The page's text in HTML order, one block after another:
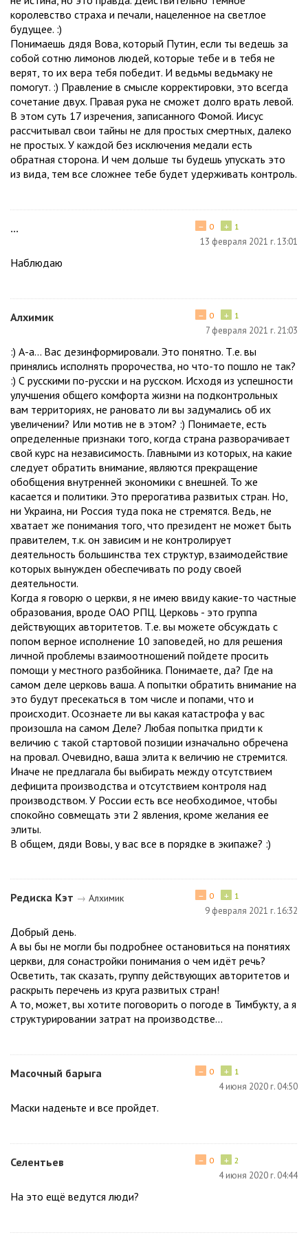
королевство страха и печали, нацеленное на светлое
будущее. :)
Понимаешь дядя Вова, который Путин, если ты ведешь за
собой сотню лимонов людей, которые тебе и в тебя не
верят, то их вера тебя победит. И ведьмы ведьмаку не
помогут. :) Правление в смысле корректировки, это всегда
сочетание двух. Правая рука не сможет долго врать левой.
В этом суть 17 изречения, записанного Фомой. Иисус
рассчитывал свои тайны не для простых смертных, далеко
не простых. У каждой без исключения медали есть
обратная сторона. И чем дольше ты будешь упускать это
из вида, тем все сложнее тебе будет удерживать контроль.
... + 1
− 0
13 февраля 2021 г. 13:01
Наблюдаю
Алхимик + 1
− 0
7 февраля 2021 г. 21:03
:) А-а... Вас дезинформировали. Это понятно. Т.е. вы
принялись исполнять пророчества, но что-то пошло не так?
:) С русскими по-русски и на русском. Исходя из успешности
улучшения общего комфорта жизни на подконтрольных
вам территориях, не рановато ли вы задумались об их
увеличении? Или мотив не в этом? :) Понимаете, есть
определенные признаки того, когда страна разворачивает
свой курс на независимость. Главными из которых, на какие
следует обратить внимание, являются прекращение
обобщения внутренней экономики с внешней. То же
касается и политики. Это прерогатива развитых стран. Но,
ни Украина, ни Россия туда пока не стремятся. Ведь, не
хватает же понимания того, что президент не может быть
правителем, т.к. он зависим и не контролирует
деятельность большинства тех структур, взаимодействие
которых вынужден обеспечивать по роду своей
деятельности.
Когда я говорю о церкви, я не имею ввиду какие-то частные
образования, вроде ОАО РПЦ. Церковь - это группа
действующих авторитетов. Т.е. вы можете обсуждать с
попом верное исполнение 10 заповедей, но для решения
личной проблемы взаимоотношений пойдете просить
помощи у местного разбойника. Понимаете, да? Где на
самом деле церковь ваша. А попытки обратить внимание на
это будут пресекаться в том числе и попами, что и
происходит. Осознаете ли вы какая катастрофа у вас
произошла на самом Деле? Любая попытка придти к
величию с такой стартовой позиции изначально обречена
на провал. Очевидно, ваша элита к величию не стремится.
Иначе не предлагала бы выбирать между отсутствием
дефицита производства и отсутствием контроля над
производством. У России есть все необходимое, чтобы
спокойно совмещать эти 2 явления, кроме желания ее
элиты.
В общем, дяди Вовы, у вас все в порядке в экипаже? :)
Редиска Кэт → Алхимик + 1
− 0
9 февраля 2021 г. 16:32
Добрый день.
А вы бы не могли бы подробнее остановиться на понятиях
церкви, для сонастройки понимания о чем идёт речь?
Осветить, так сказать, группу действующих авторитетов и
раскрыть перечень из круга развитых стран!
А то, может, вы хотите поговорить о погоде в Тимбукту, а я
структурировании затрат на производстве...
Масочный барыга + 1
− 0
4 июня 2020 г. 04:50
Маски наденьте и все пройдет.
Селентьев + 2
− 0
4 июня 2020 г. 04:44
На это ещё ведутся люди?